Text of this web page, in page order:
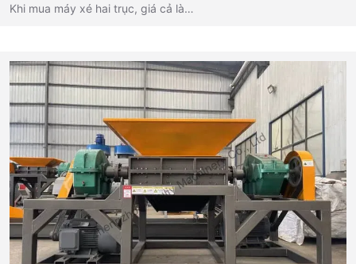
Khi mua máy xé hai trục, giá cả là…